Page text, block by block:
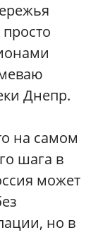
Днепр.
на самом
шага в
может
но в